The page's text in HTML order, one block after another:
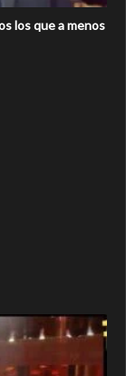
los que a menos